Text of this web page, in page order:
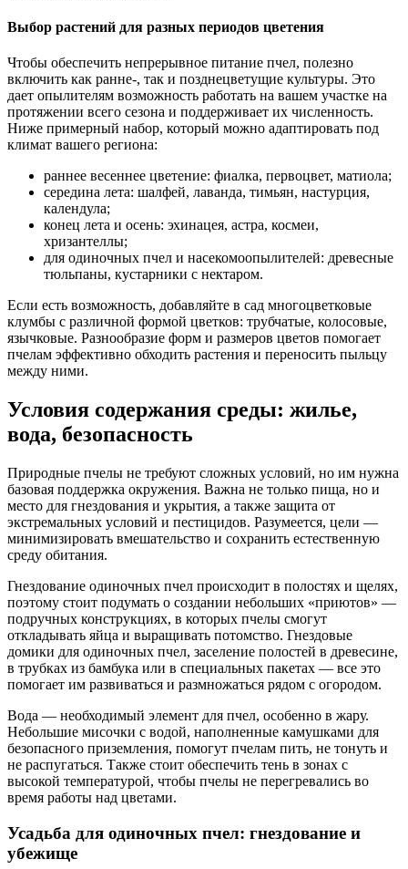
Выбор растений для разных периодов цветения
Чтобы обеспечить непрерывное питание пчел, полезно
включить как ранне-, так и позднецветущие культуры. Это
дает опылителям возможность работать на вашем участке на
протяжении всего сезона и поддерживает их численность.
Ниже примерный набор, который можно адаптировать под
климат вашего региона:
раннее весеннее цветение: фиалка, первоцвет, матиола;
середина лета: шалфей, лаванда, тимьян, настурция,
календула;
конец лета и осень: эхинацея, астра, космеи,
хризантеллы;
для одиночных пчел и насекомоопылителей: древесные
тюльпаны, кустарники с нектаром.
Если есть возможность, добавляйте в сад многоцветковые
клумбы с различной формой цветков: трубчатые, колосовые,
язычковые. Разнообразие форм и размеров цветов помогает
пчелам эффективно обходить растения и переносить пыльцу
между ними.
Условия содержания среды: жилье,
вода, безопасность
Природные пчелы не требуют сложных условий, но им нужна
базовая поддержка окружения. Важна не только пища, но и
место для гнездования и укрытия, а также защита от
экстремальных условий и пестицидов. Разумеется, цели —
минимизировать вмешательство и сохранить естественную
среду обитания.
Гнездование одиночных пчел происходит в полостях и щелях,
поэтому стоит подумать о создании небольших «приютов» —
подручных конструкциях, в которых пчелы смогут
откладывать яйца и выращивать потомство. Гнездовые
домики для одиночных пчел, заселение полостей в древесине,
в трубках из бамбука или в специальных пакетах — все это
помогает им развиваться и размножаться рядом с огородом.
Вода — необходимый элемент для пчел, особенно в жару.
Небольшие мисочки с водой, наполненные камушками для
безопасного приземления, помогут пчелам пить, не тонуть и
не распугаться. Также стоит обеспечить тень в зонах с
высокой температурой, чтобы пчелы не перегревались во
время работы над цветами.
Усадьба для одиночных пчел: гнездование и
убежище